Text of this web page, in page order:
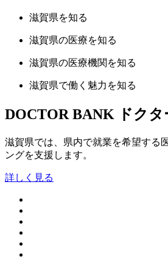
滋賀県を知る
滋賀県の医療を知る
滋賀県の医療機関 を知る
滋賀県で働く魅力 を知る
DOCTOR BANK ドク
滋賀県では、県内で就業を希望する
ングを支援します。
詳しく見る